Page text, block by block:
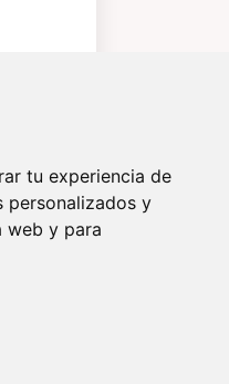
tu experiencia de
personalizados y
web y para